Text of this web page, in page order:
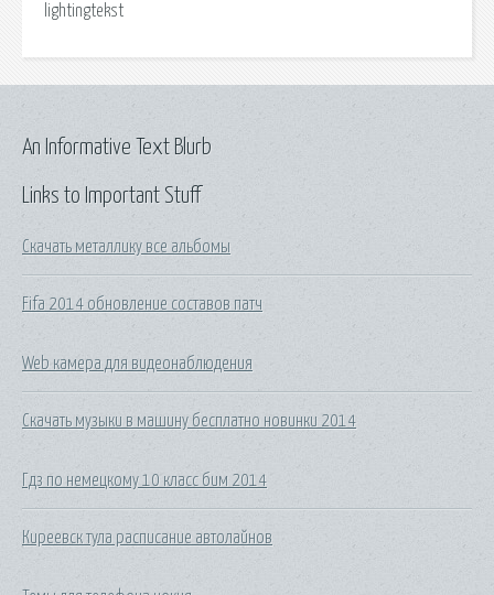
lightingtekst
Links to Important Stuff
Скачать металлику все альбомы
Fifa 2014 обновление составов патч
Web камера для видеонаблюдения
Скачать музыки в машину бесплатно новинки 2014
Гдз по немецкому 10 класс бим 2014
Киреевск тула расписание автолайнов
An Informative Text Blurb